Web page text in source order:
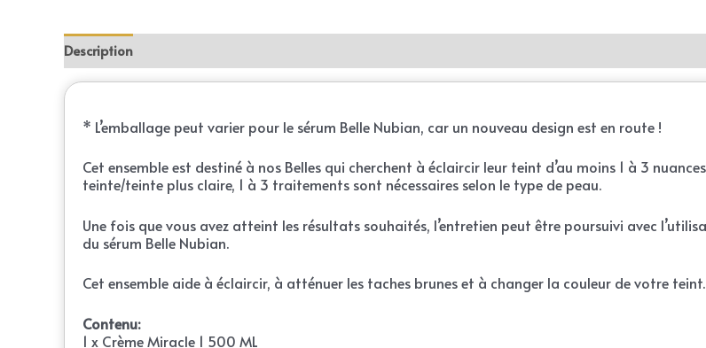
Description
* L’emballage peut varier pour le sérum Belle Nubian, car un nouveau design est en route !
Cet ensemble est destiné à nos Belles qui cherchent à éclaircir leur teint d’au moins 1 à 3
teinte/teinte plus claire, 1 à 3 traitements sont nécessaires selon le type de peau.
Une fois que vous avez atteint les résultats souhaités, l’entretien peut être poursuivi avec
du sérum Belle Nubian.
Cet ensemble aide à éclaircir, à atténuer les taches brunes et à changer la couleur de votre teint.
Contenu:
1 x Crème Miracle 1 500 ML